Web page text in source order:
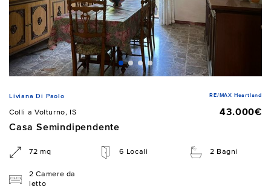
Liviana Di Paolo RE/MAX Heartland
Colli a Volturno, IS
43.000€
Casa Semindipendente
72 mq 6 Locali 2 Bagni
2 Camere da
letto